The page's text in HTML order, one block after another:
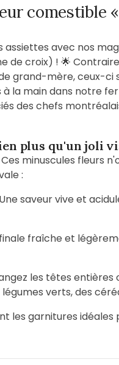
comestible
avec nos
de croix) ! 🌟
grand-mère, ceux-
la main dans notre
des chefs
plus qu'un joli
minuscules fleurs
:
Une saveur vive et
fraîche et
les têtes entières
verts, des
les garnitures